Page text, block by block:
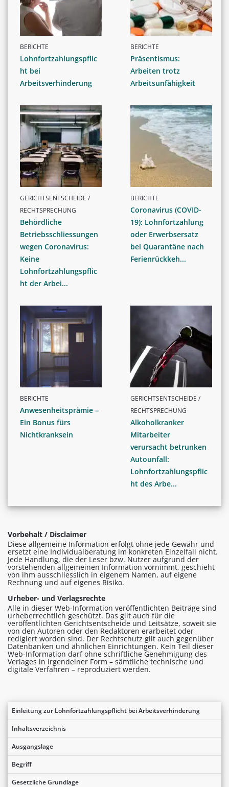
Einleitung zur Lohnfortzahlungspflicht bei Arbeitsverhinderung
Inhaltsverzeichnis
Ausgangslage
Begriff
Gesetzliche Grundlage
BERICHTE
Lohnfortzahlungspflic
ht bei
Arbeitsverhinderung
BERICHTE
Präsentismus:
Arbeiten trotz
Arbeitsunfähigkeit
GERICHTSENTSCHEIDE /
RECHTSPRECHUNG
Behördliche
Betriebsschliessungen
wegen Coronavirus:
Keine
Lohnfortzahlungspflic
ht der Arbei...
BERICHTE
Coronavirus (COVID-
19): Lohnfortzahlung
oder Erwerbsersatz
bei Quarantäne nach
Ferienrückkeh...
BERICHTE
Anwesenheitsprämie –
Ein Bonus fürs
Nichtkranksein
GERICHTSENTSCHEIDE /
RECHTSPRECHUNG
Alkoholkranker
Mitarbeiter
verursacht betrunken
Autounfall:
Lohnfortzahlungspflic
ht des Arbe...
Vorbehalt / Disclaimer
Diese allgemeine Information erfolgt ohne jede Gewähr und
ersetzt eine Individualberatung im konkreten Einzelfall nicht.
Jede Handlung, die der Leser bzw. Nutzer aufgrund der
vorstehenden allgemeinen Information vornimmt, geschieht
von ihm ausschliesslich in eigenem Namen, auf eigene
Rechnung und auf eigenes Risiko.
Urheber- und Verlagsrechte
Alle in dieser Web-Information veröffentlichten Beiträge sind
urheberrechtlich geschützt. Das gilt auch für die
veröffentlichten Gerichtsentscheide und Leitsätze, soweit sie
von den Autoren oder den Redaktoren erarbeitet oder
redigiert worden sind. Der Rechtschutz gilt auch gegenüber
Datenbanken und ähnlichen Einrichtungen. Kein Teil dieser
Web-Information darf ohne schriftliche Genehmigung des
Verlages in irgendeiner Form – sämtliche technische und
digitale Verfahren – reproduziert werden.